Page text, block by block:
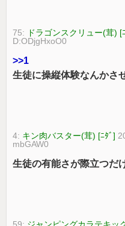
75: ドラゴンスクリュー(茸) [
D:ODjgHxoO0
>>1
生徒に操縦体験なんかさ
4: キン肉バスター(茸) [ﾆﾀﾞ]
mbGAW0
生徒の有能さが際立つだ
59: ジャンピングカラテキッ